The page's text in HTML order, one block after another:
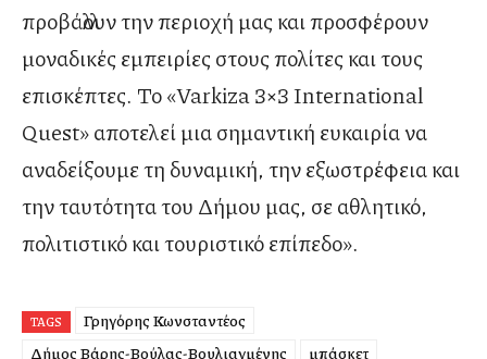
προβάλλουν την περιοχή μας και προσφέρουν
μοναδικές εμπειρίες στους πολίτες και τους
επισκέπτες. Το «Varkiza 3×3 International
Quest» αποτελεί μια σημαντική ευκαιρία να
αναδείξουμε τη δυναμική, την εξωστρέφεια και
την ταυτότητα του Δήμου μας, σε αθλητικό,
πολιτιστικό και τουριστικό επίπεδο».
TAGS
Γρηγόρης Κωνσταντέλλος
Δήμος Βάρης-Βούλας-Βουλιαγμένης
μπάσκετ